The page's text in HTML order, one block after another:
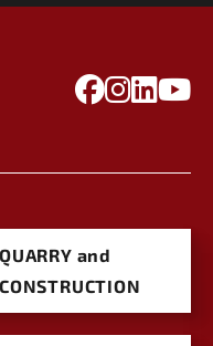
QUARRY and
CONSTRUCTION